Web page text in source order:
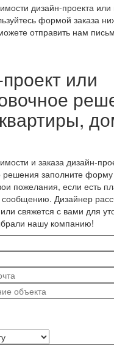
дизайн-проекта
формой заказа
отправить нам
или
и заказа дизайн-
решения заполните
пожелания, если есть
сообщению. Дизайнер
свяжется с вами для
нашу компанию!